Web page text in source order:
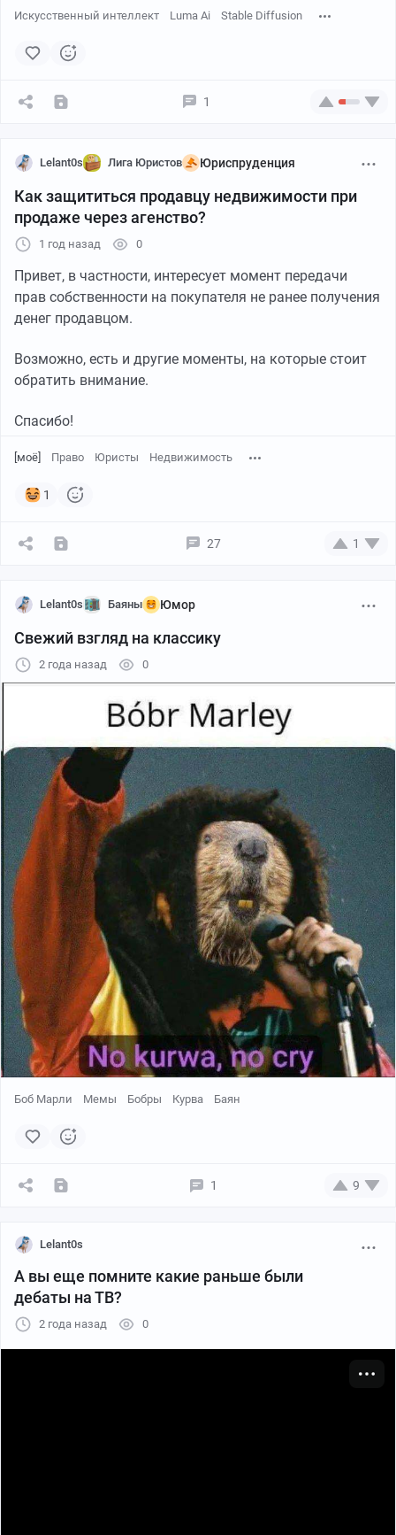
Искусственный интеллект Luma Ai Stable Diffusion
1
Lelant0s Лига Юристов Юриспруденция
Как защититься продавцу недвижимости при
продаже через агенство?
1 год назад 0
Привет, в частности, интересует момент передачи
прав собственности на покупателя не ранее получения
денег продавцом.
Возможно, есть и другие моменты, на которые стоит
обратить внимание.
Спасибо!
[моё] Право Юристы Недвижимость
1
27 1
Lelant0s Баяны Юмор
Свежий взгляд на классику
2 года назад 0
Боб Марли Мемы Бобры Курва Баян
1 9
Lelant0s
А вы еще помните какие раньше были
дебаты на ТВ?
2 года назад 0